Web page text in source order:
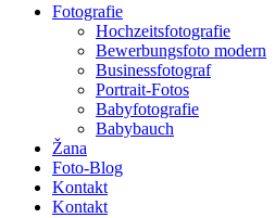
Close
Fotografie
Hochzeitsfotografie
Bewerbungsfoto modern
Businessfotograf
Portrait-Fotos
Babyfotografie
Babybauch
Žana
Foto-Blog
Kontakt
Kontakt